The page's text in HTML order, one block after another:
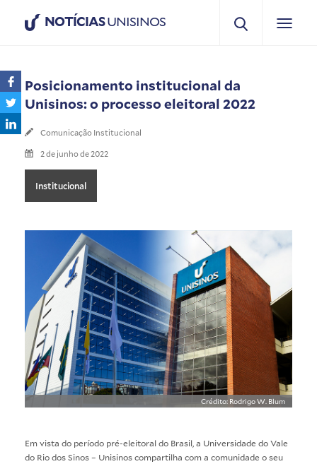
NOTÍCIASUNISINOS
Posicionamento institucional da
Unisinos: o processo eleitoral 2022
Comunicação Institucional
2 de junho de 2022
Institucional
Crédito: Rodrigo W. Blum
Em vista do período pré-eleitoral do Brasil, a Universidade do Vale
do Rio dos Sinos – Unisinos compartilha com a comunidade o seu